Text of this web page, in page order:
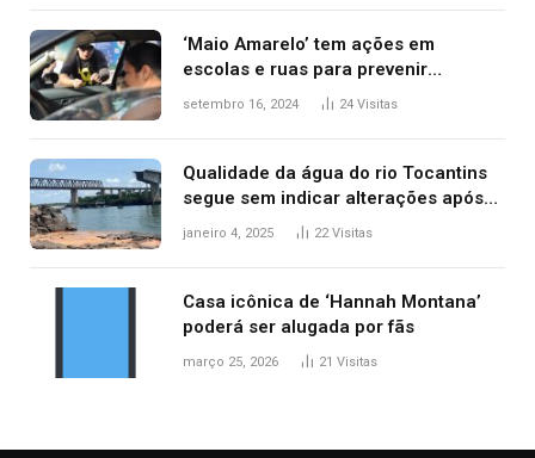
‘Maio Amarelo’ tem ações em
escolas e ruas para prevenir
acidentes no trânsito no AP
setembro 16, 2024 24 Visitas
Qualidade da água do rio Tocantins
segue sem indicar alterações após
desabamento da ponte entre MA e
janeiro 4, 2025 22Visitas
Casa icônica de ‘Hannah Montana’
poderá ser alugada por fãs
março 25, 2026 21 Visitas